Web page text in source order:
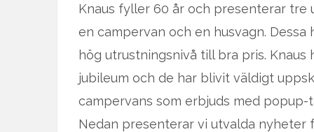
Knaus fyller 60 år och presenterar tre
en campervan och en husvagn.
hög utrustningsnivå till bra pris.
jubileum och de har blivit väldigt
campervans som erbjuds med
Nedan presenterar vi utvalda nyheter